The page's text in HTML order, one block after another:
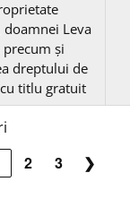
doamnei Leva
precum și
dreptului de
titlu gratuit
2 3 ❯